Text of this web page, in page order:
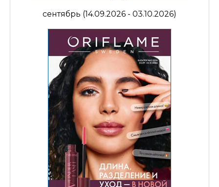
сентябрь (14.09.2026 - 03.10.2026)